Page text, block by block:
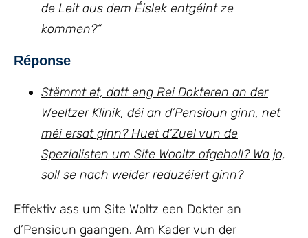
de Leit aus dem Éislek entgéint ze
kommen?“
Réponse
Stëmmt et, datt eng Rei Dokteren an der
Weeltzer Klinik, déi an d’Pensioun ginn, net
méi ersat ginn? Huet d’Zuel vun de
Spezialisten um Site Wooltz ofgeholl? Wa jo,
soll se nach weider reduzéiert ginn?
Effektiv ass um Site Woltz een Dokter an
d’Pensioun gaangen. Am Kader vun der